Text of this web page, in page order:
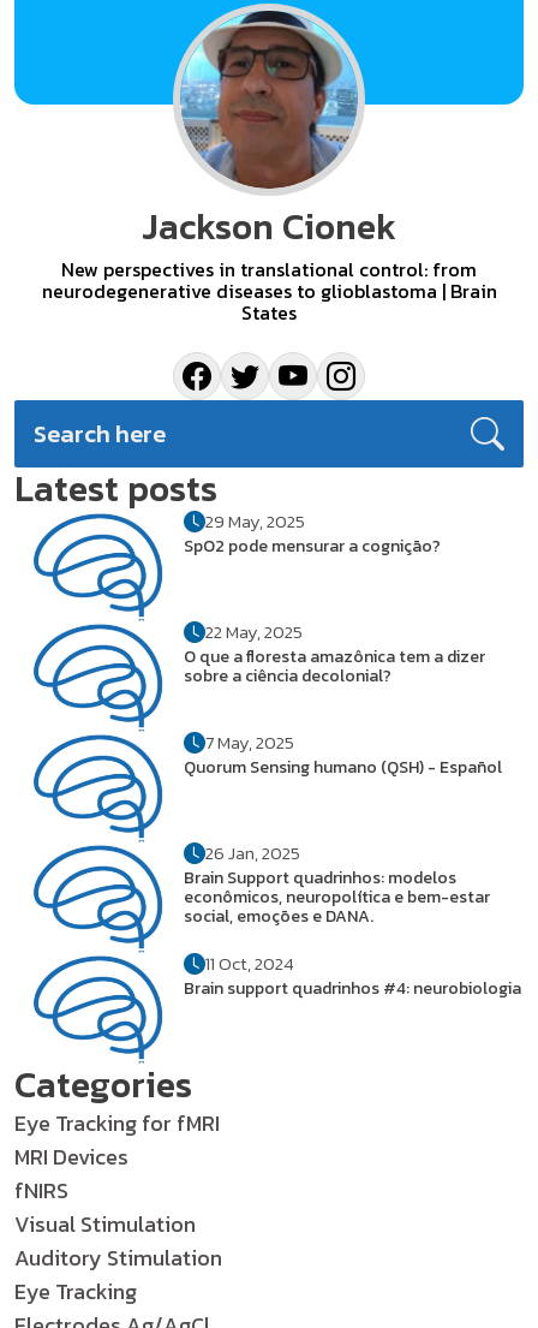
Jackson Cionek
New perspectives in translational control: from
neurodegenerative diseases to glioblastoma | Brain
States
Latest posts
29 May, 2025
SpO2 pode mensurar a cognição?
22 May, 2025
O que a floresta amazônica tem a dizer
sobre a ciência decolonial?
7 May, 2025
Quorum Sensing humano (QSH) - Español
26 Jan, 2025
Brain Support quadrinhos: modelos
econômicos, neuropolítica e bem-estar
social, emoções e DANA.
11 Oct, 2024
Brain support quadrinhos #4: neurobiologia
Categories
Eye Tracking for fMRI
MRI Devices
fNIRS
Visual Stimulation
Auditory Stimulation
Eye Tracking